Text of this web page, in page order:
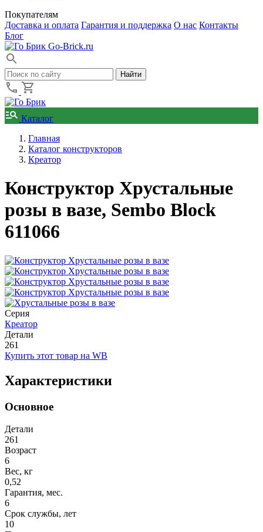
Покупателям
Доставка и оплата Гарантия и поддержка О нас Контакты
Блог
Go-Brick.ru
Каталог
Главная
Каталог конструкторов
Креатор
Конструктор Хрустальные
розы в вазе, Sembo Block
611066
Серия
Креатор
Детали
261
Купить этот товар на WB
Характеристики
Основное
Детали
261
Возраст
6
Вес, кг
0,52
Гарантия, мес.
6
Срок службы, лет
10